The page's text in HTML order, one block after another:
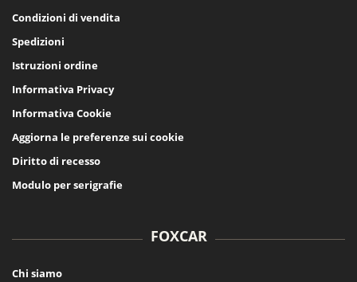
Condizioni di vendita
Spedizioni
Istruzioni ordine
Informativa Privacy
Informativa Cookie
Aggiorna le preferenze sui cookie
Diritto di recesso
Modulo per serigrafie
FOXCAR
Chi siamo